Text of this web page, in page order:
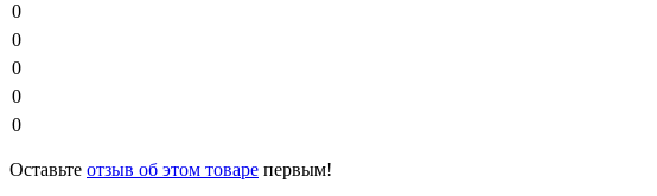
0
0
0
0
0
Оставьте отзыв об этом товаре первым!